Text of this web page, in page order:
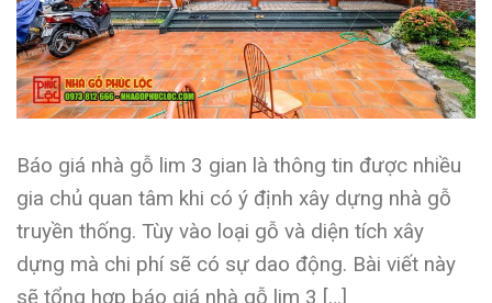
Báo giá nhà gỗ lim 3 gian là thông tin được nhiều
gia chủ quan tâm khi có ý định xây dựng nhà gỗ
truyền thống. Tùy vào loại gỗ và diện tích xây
dựng mà chi phí sẽ có sự dao động. Bài viết này
sẽ tổng hợp báo giá nhà gỗ lim 3 […]